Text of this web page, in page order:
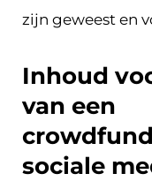
zijn geweest en
Inhoud
van een
sociale